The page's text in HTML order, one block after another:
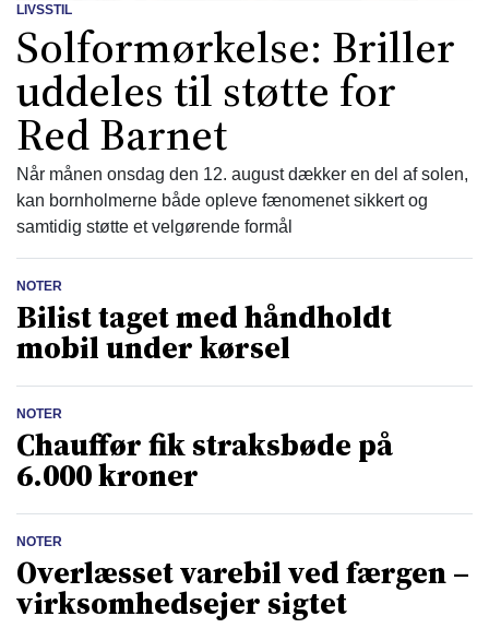
LIVSSTIL
Solformørkelse: Briller
uddeles til støtte for
Red Barnet
Når månen onsdag den 12. august dækker en del af solen,
kan bornholmerne både opleve fænomenet sikkert og
samtidig støtte et velgørende formål
NOTER
Bilist taget med håndholdt
mobil under kørsel
NOTER
Chauffør fik straksbøde på
6.000 kroner
NOTER
Overlæsset varebil ved færgen –
virksomhedsejer sigtet